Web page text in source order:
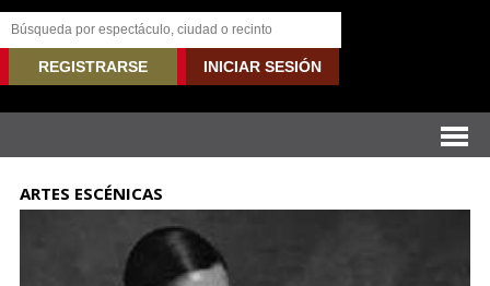
REGISTRARSE INICIAR SESIÓN
ARTES ESCÉNICAS